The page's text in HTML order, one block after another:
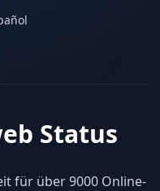
Status
für über 9000 Online-